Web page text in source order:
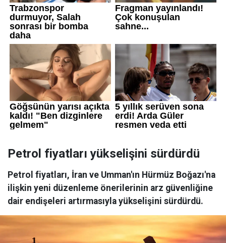
Petrol fiyatları yükselişini sürdürdü
Petrol fiyatları, İran ve Umman'ın Hürmüz Boğazı'na
ilişkin yeni düzenleme önerilerinin arz güvenliğine
dair endişeleri artırmasıyla yükselişini sürdürdü.